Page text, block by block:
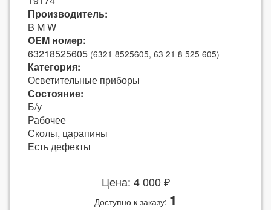
Производитель:
B M W
OEM номер:
63218525605 (6321 8525605, 63 21 8 525 605)
Категория:
Осветительные приборы
Состояние:
Б/у
Рабочее
Сколы, царапины
Есть дефекты
Цена: 4 000 ₽
Доступно к заказу: 1